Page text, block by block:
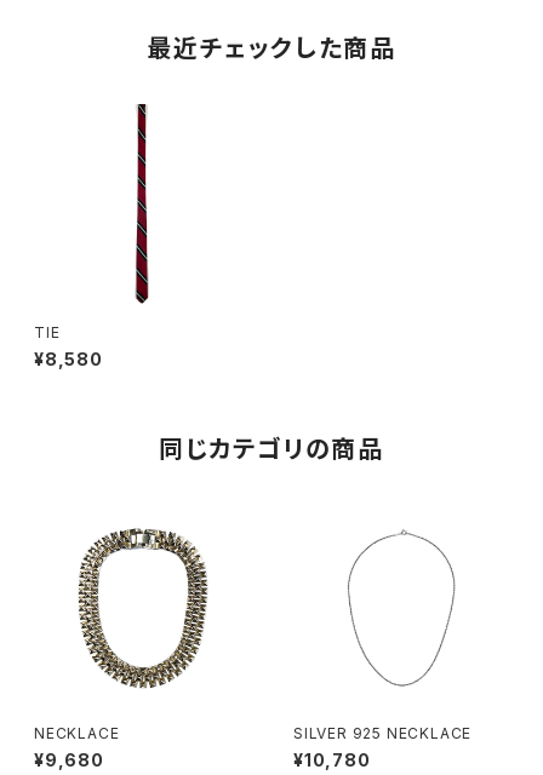
最近チェックした商品
TIE
¥8,580
同じカテゴリの商品
NECKLACE
¥9,680
SILVER 925 NECKLACE
¥10,780